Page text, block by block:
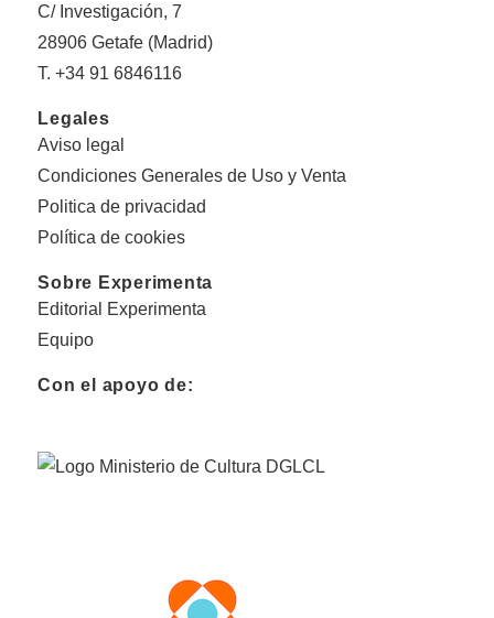
C/ Investigación, 7
28906 Getafe (Madrid)
T. +34 91 6846116
Legales
Aviso legal
Condiciones Generales de Uso y Venta
Politica de privacidad
Política de cookies
Sobre Experimenta
Editorial Experimenta
Equipo
Con el apoyo de: